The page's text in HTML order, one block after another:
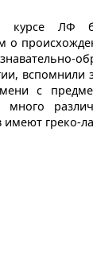
курсе ЛФ
о
вспомнили
с
много
греко-